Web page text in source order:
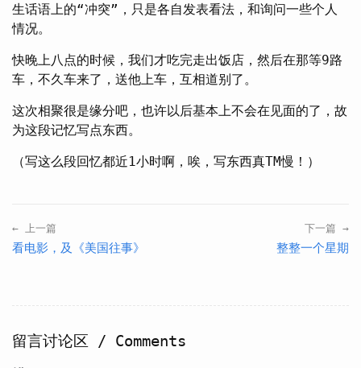
生话语上的“冲突”，只是各自发表看法，和询问一些个人
情况。
快晚上八点的时候，我们才吃完走出饭店，然后在那等9路
车，不久车来了，送他上车，互相道别了。
这次相聚很是缘分吧，也许以后基本上不会在见面的了，故
为这段记忆写点东西。
（写这么段回忆都近1小时啊，唉，写东西真TM慢！）
← 上一篇
看电影，及《美国往事》
下一篇 →
整整一个星期
留言讨论区 / Comments